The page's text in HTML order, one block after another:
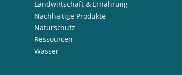
Landwirtschaft & Ernährung
Nachhaltige Produkte
Naturschutz
Ressourcen
Wasser